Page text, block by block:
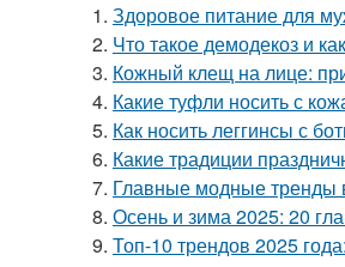
1. Здоровое питание для
2. Что такое демодекоз и
3. Кожный клещ на лице:
4. Какие туфли носить с
5. Как носить леггинсы с
6. Какие традиции
7. Главные модные тренды
8. Осень и зима 2025: 20
9. Топ-10 трендов 2025